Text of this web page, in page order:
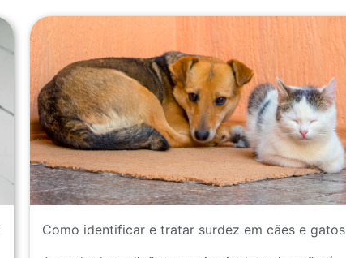
Como identificar e tratar surdez em cães e gatos